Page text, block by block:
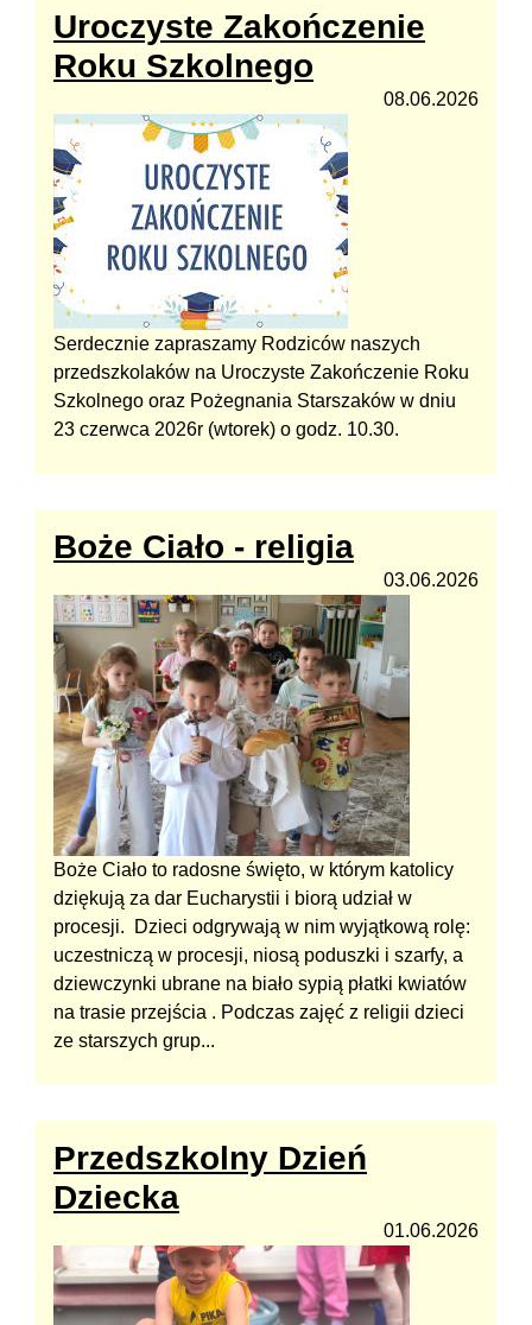
Uroczyste Zakończenie
Roku Szkolnego
08.06.2026
Serdecznie zapraszamy Rodziców naszych
przedszkolaków na Uroczyste Zakończenie Roku
Szkolnego oraz Pożegnania Starszaków w dniu
23 czerwca 2026r (wtorek) o godz. 10.30.
Boże Ciało - religia
03.06.2026
Boże Ciało to radosne święto, w którym katolicy
dziękują za dar Eucharystii i biorą udział w
procesji. Dzieci odgrywają w nim wyjątkową rolę:
uczestniczą w procesji, niosą poduszki i szarfy, a
dziewczynki ubrane na biało sypią płatki kwiatów
na trasie przejścia . Podczas zajęć z religii dzieci
ze starszych grup...
Przedszkolny Dzień
Dziecka
01.06.2026